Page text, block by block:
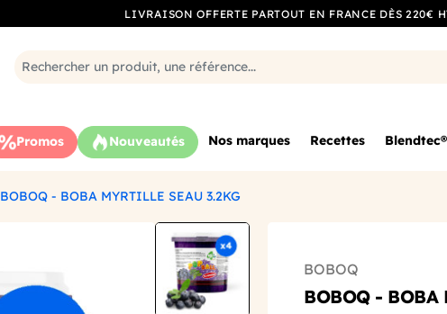
LIVRAISON OFFERTE PARTOUT EN FRANCE DÈS 220€
Promos Nouveautés Nos marques Recettes Blendtec®
BOBOQ - BOBA MYRTILLE SEAU 3.2KG
BOBOQ
BOBOQ - BOBA